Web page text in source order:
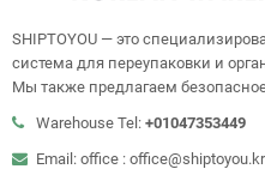
SHIPTOYOU — это
система для переупаковки и
Мы также предлагаем
Warehouse Tel: +01047353449
Email: office : office@shiptoyou.kr